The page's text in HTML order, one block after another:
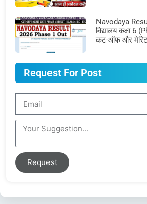
Navodaya
विद्यालय कक्षा 6
कट-ऑफ और मेरिट
Request For Post
Request